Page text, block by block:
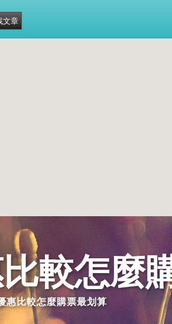
較怎麼
惠比較怎麼購票最划算